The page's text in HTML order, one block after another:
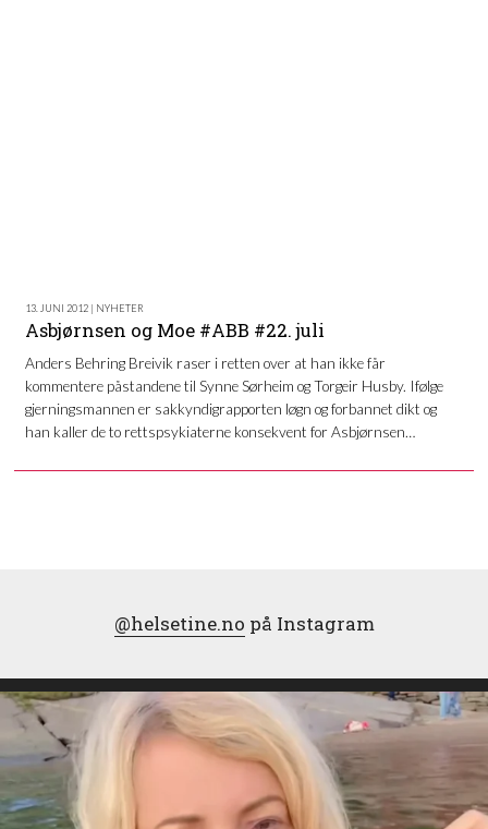
13. JUNI 2012 | NYHETER
Asbjørnsen og Moe #ABB #22. juli
Anders Behring Breivik raser i retten over at han ikke får
kommentere påstandene til Synne Sørheim og Torgeir Husby. Ifølge
gjerningsmannen er sakkyndigrapporten løgn og forbannet dikt og
han kaller de to rettspsykiaterne konsekvent for Asbjørnsen…
@helsetine.no på Instagram